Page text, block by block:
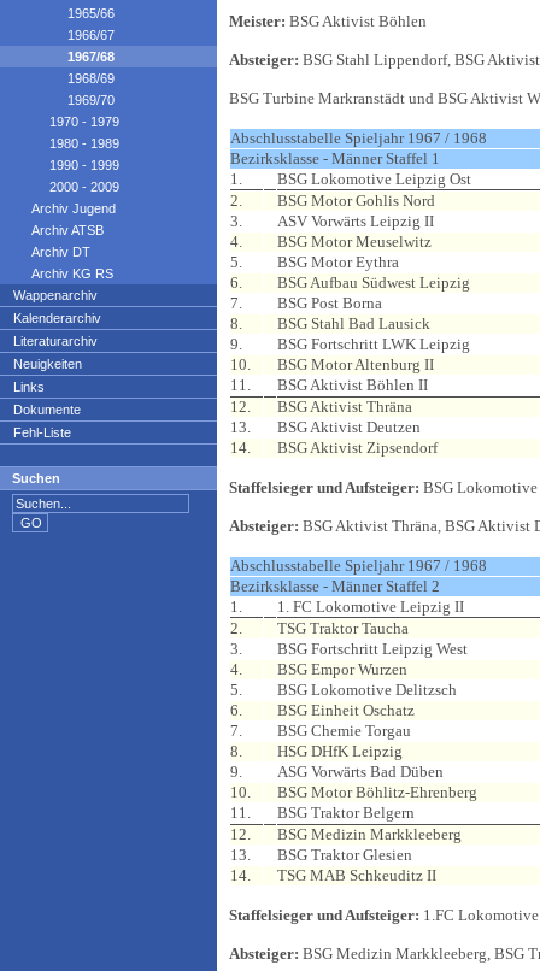
1965/66
1966/67
1967/68
1968/69
1969/70
1970 - 1979
1980 - 1989
1990 - 1999
2000 - 2009
Archiv Jugend
Archiv ATSB
Archiv DT
Archiv KG RS
Wappenarchiv
Kalenderarchiv
Literaturarchiv
Neuigkeiten
Links
Dokumente
Fehl-Liste
Suchen
Meister: BSG Aktivist Böhlen
Absteiger: BSG Stahl Lippendorf, BSG
BSG Turbine Markranstädt und BSG Aktivist
Abschlusstabelle Spieljahr 1967 / 1968
Bezirksklasse - Männer Staffel 1
1.
BSG Lokomotive Leipzig Ost
2.
BSG Motor Gohlis Nord
3.
ASV Vorwärts Leipzig II
4.
BSG Motor Meuselwitz
5.
BSG Motor Eythra
6.
BSG Aufbau Südwest Leipzig
7.
BSG Post Borna
8.
BSG Stahl Bad Lausick
9.
BSG Fortschritt LWK Leipzig
10.
BSG Motor Altenburg II
11.
BSG Aktivist Böhlen II
12.
BSG Aktivist Thräna
13.
BSG Aktivist Deutzen
14.
BSG Aktivist Zipsendorf
Staffelsieger und Aufsteiger: BSG
Absteiger: BSG Aktivist Thräna, BSG Aktivist
Abschlusstabelle Spieljahr 1967 / 1968
Bezirksklasse - Männer Staffel 2
1.
1. FC Lokomotive Leipzig II
2.
TSG Traktor Taucha
3.
BSG Fortschritt Leipzig West
4.
BSG Empor Wurzen
5.
BSG Lokomotive Delitzsch
6.
BSG Einheit Oschatz
7.
BSG Chemie Torgau
8.
HSG DHfK Leipzig
9.
ASG Vorwärts Bad Düben
10.
BSG Motor Böhlitz-Ehrenberg
11.
BSG Traktor Belgern
12.
BSG Medizin Markkleeberg
13.
BSG Traktor Glesien
14.
TSG MAB Schkeuditz II
Staffelsieger und Aufsteiger: 1.FC
Absteiger: BSG Medizin Markkleeberg, BSG